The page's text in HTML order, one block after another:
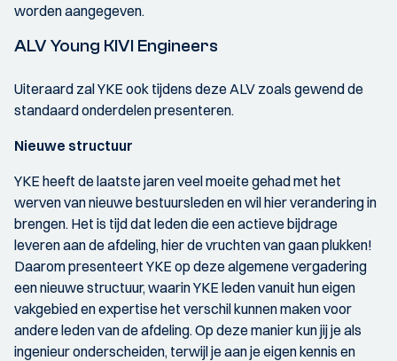
worden aangegeven.
ALV Young KIVI Engineers
Uiteraard zal YKE ook tijdens deze ALV zoals gewend de
standaard onderdelen presenteren.
Nieuwe structuur
YKE heeft de laatste jaren veel moeite gehad met het
werven van nieuwe bestuursleden en wil hier verandering in
brengen. Het is tijd dat leden die een actieve bijdrage
leveren aan de afdeling, hier de vruchten van gaan plukken!
Daarom presenteert YKE op deze algemene vergadering
een nieuwe structuur, waarin YKE leden vanuit hun eigen
vakgebied en expertise het verschil kunnen maken voor
andere leden van de afdeling. Op deze manier kun jij je als
ingenieur onderscheiden, terwijl je aan je eigen kennis en